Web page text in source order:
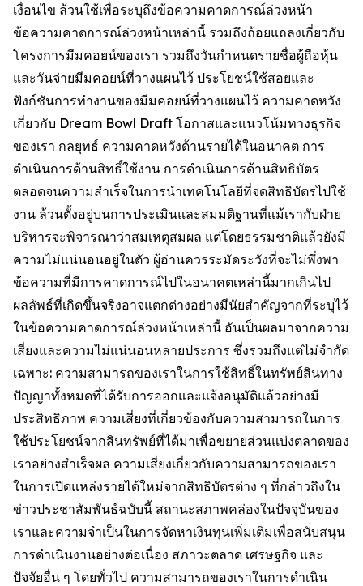
เงื่อนไข ล้วนใช้เพื่อระบุถึงข้อความคาดการณ์ล่วงหน้า
ข้อความคาดการณ์ล่วงหน้าเหล่านี้ รวมถึงถ้อยแถลงเกี่ยวกับ
โครงการมีมคอยน์ของเรา รวมถึงวันกำหนดรายชื่อผู้ถือหุ้น
และวันจ่ายมีมคอยน์ที่วางแผนไว้ ประโยชน์ใช้สอยและ
ฟังก์ชันการทำงานของมีมคอยน์ที่วางแผนไว้ ความคาดหวัง
เกี่ยวกับ Dream Bowl Draft โอกาสและแนวโน้มทางธุรกิจ
ของเรา กลยุทธ์ ความคาดหวังด้านรายได้ในอนาคต การ
ดำเนินการด้านสิทธิ์ใช้งาน การดำเนินการด้านสิทธิบัตร
ตลอดจนความสำเร็จในการนำเทคโนโลยีที่จดสิทธิบัตรไปใช้
งาน ล้วนตั้งอยู่บนการประเมินและสมมติฐานที่แม้เรากับฝ่าย
บริหารจะพิจารณาว่าสมเหตุสมผล แต่โดยธรรมชาติแล้วยังมี
ความไม่แน่นอนอยู่ในตัว ผู้อ่านควรระมัดระวังที่จะไม่พึ่งพา
ข้อความที่มีการคาดการณ์ไปในอนาคตเหล่านี้มากเกินไป
ผลลัพธ์ที่เกิดขึ้นจริงอาจแตกต่างอย่างมีนัยสำคัญจากที่ระบุไว้
ในข้อความคาดการณ์ล่วงหน้าเหล่านี้ อันเป็นผลมาจากความ
เสี่ยงและความไม่แน่นอนหลายประการ ซึ่งรวมถึงแต่ไม่จำกัด
เฉพาะ: ความสามารถของเราในการใช้สิทธิ์ในทรัพย์สินทาง
ปัญญาทั้งหมดที่ได้รับการออกและแจ้งอนุมัติแล้วอย่างมี
ประสิทธิภาพ ความเสี่ยงที่เกี่ยวข้องกับความสามารถในการ
ใช้ประโยชน์จากสินทรัพย์ที่ได้มาเพื่อขยายส่วนแบ่งตลาดของ
เราอย่างสำเร็จผล ความเสี่ยงเกี่ยวกับความสามารถของเรา
ในการเปิดแหล่งรายได้ใหม่จากสิทธิบัตรต่าง ๆ ที่กล่าวถึงใน
ข่าวประชาสัมพันธ์ฉบับนี้ สถานะสภาพคล่องในปัจจุบันของ
เราและความจำเป็นในการจัดหาเงินทุนเพิ่มเติมเพื่อสนับสนุน
การดำเนินงานอย่างต่อเนื่อง สภาวะตลาด เศรษฐกิจ และ
ปัจจัยอื่น ๆ โดยทั่วไป ความสามารถของเราในการดำเนิน